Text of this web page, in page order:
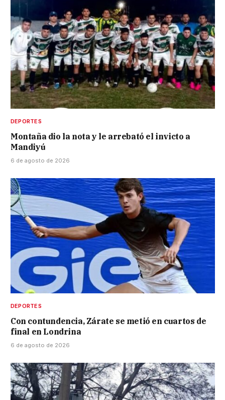
DEPORTES
Montaña dio la nota y le arrebató el invicto a
Mandiyú
6 de agosto de 2026
DEPORTES
Con contundencia, Zárate se metió en cuartos de
final en Londrina
6 de agosto de 2026